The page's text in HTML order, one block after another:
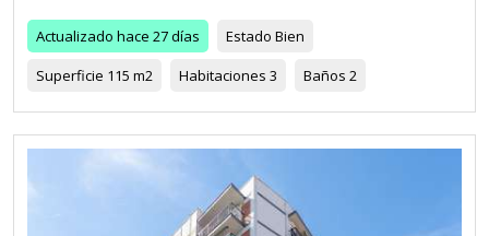
Actualizado hace 27 días Estado Bien
Superficie 115 m2 Habitaciones 3 Baños 2